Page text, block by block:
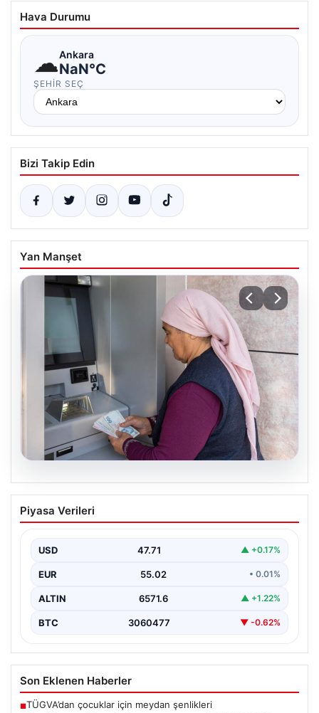
Hava Durumu
☁Ankara
NaN°C
ŞEHIR SEÇ
Bizi Takip Edin
Yan Manşet
Emekli maaşı ödemeleri ne zaman
yatacak? SGK, Bağ-Kur, Emekli Sandığı
Piyasa Verileri
USD 47.71 ▲ +0.17%
EUR 55.02 • 0.01%
ALTIN 6571.6 ▲ +1.22%
BTC 3060477 ▼ -0.62%
Son Eklenen Haberler
■TÜGVA’dan çocuklar için meydan şenlikleri